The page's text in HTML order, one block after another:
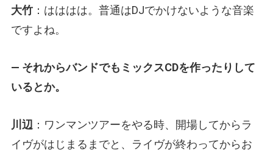
大竹 ：はははは。普通はDJでかけないような音楽
ですよね。
— それからバンドでもミックスCDを作ったりして
いるとか。
川辺 ：ワンマンツアーをやる時、開場してからラ
イヴがはじまるまでと、ライヴが終わってからお